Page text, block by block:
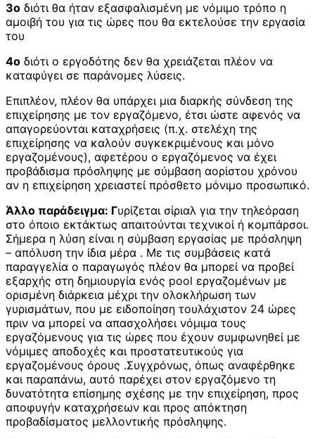
3ο διότι θα ήταν εξασφαλισμένη με νόμιμο τρόπο η
αμοιβή του για τις ώρες που θα εκτελούσε την εργασία
του
4ο διότι ο εργοδότης δεν θα χρειάζεται πλέον να
καταφύγει σε παράνομες λύσεις.
Επιπλέον, πλέον θα υπάρχει μια διαρκής σύνδεση της
επιχείρησης με τον εργαζόμενο, έτσι ώστε αφενός να
απαγορεύονται καταχρήσεις (π.χ. στελέχη της
επιχείρησης να καλούν συγκεκριμένους και μόνο
εργαζομένους), αφετέρου ο εργαζόμενος να έχει
προβάδισμα πρόσληψης με σύμβαση αορίστου χρόνου
αν η επιχείρηση χρειαστεί πρόσθετο μόνιμο προσωπικό.
Άλλο παράδειγμα: Γυρίζεται σίριαλ για την τηλεόραση
στο όποιο εκτάκτως απαιτούνται τεχνικοί ή κομπάρσοι.
Σήμερα η λύση είναι η σύμβαση εργασίας με πρόσληψη
– απόλυση την ίδια μέρα . Με τις συμβάσεις κατά
παραγγελία ο παραγωγός πλέον θα μπορεί να προβεί
εξαρχής στη δημιουργία ενός pool εργαζομένων με
ορισμένη διάρκεια μέχρι την ολοκλήρωση των
γυρισμάτων, που με ειδοποίηση τουλάχιστον 24 ώρες
πριν να μπορεί να απασχολήσει νόμιμα τους
εργαζόμενους για τις ώρες που έχουν συμφωνηθεί με
νόμιμες αποδοχές και προστατευτικούς για
εργαζομένους όρους .Συγχρόνως, όπως αναφέρθηκε
και παραπάνω, αυτό παρέχει στον εργαζόμενο τη
δυνατότητα επίσημης σχέσης με την επιχείρηση, προς
αποφυγήν καταχρήσεων και προς απόκτηση
προβαδίσματος μελλοντικής πρόσληψης.